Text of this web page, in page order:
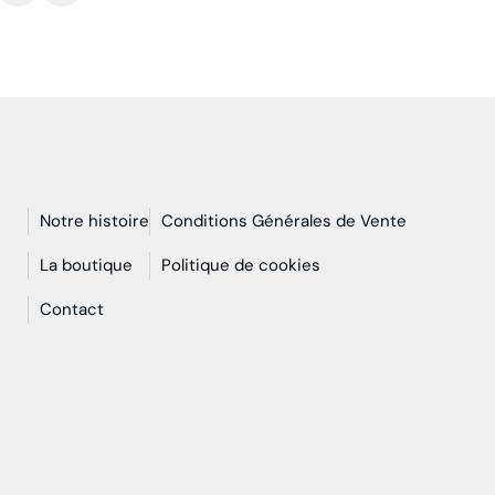
Notre histoire
La boutique
Contact
Conditions Générales de Vente
Politique de cookies